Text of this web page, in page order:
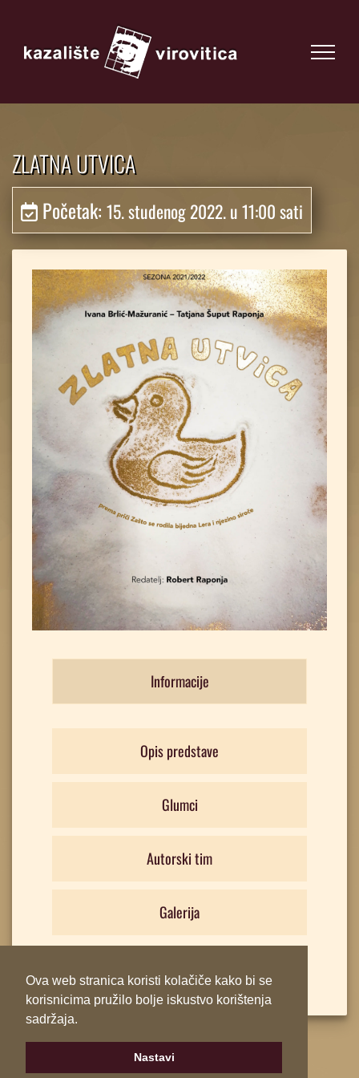
Ova web stranica koristi kolačiče kako bi se
korisnicima pružilo bolje iskustvo korištenja
sadržaja.
Nastavi
ZLATNA UTVICA
Početak: 15. studenog 2022. u 11:00 sati
Informacije
Opis predstave
Glumci
Autorski tim
Galerija